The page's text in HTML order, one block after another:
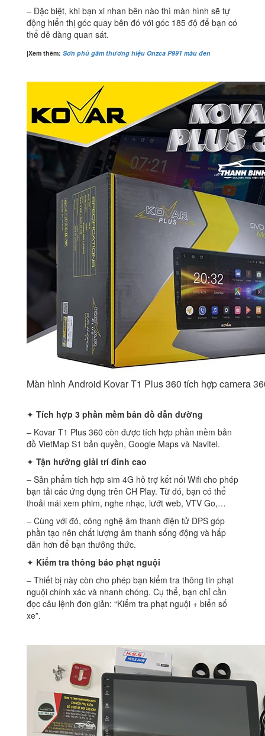
– Đặc biệt, khi bạn xi nhan bên nào thì màn hình sẽ tự
động hiển thị góc quay bên đó với góc 185 độ để bạn có
thể dễ dàng quan sát.
|Xem thêm: Sơn phủ gầm thương hiệu Onzca P991 màu đen
Màn hình Android Kovar T1 Plus 360 tích hợp camera
✦ Tích hợp 3 phần mềm bản đồ dẫn đường
– Kovar T1 Plus 360 còn được tích hợp phần mềm bản
đồ VietMap S1 bản quyền, Google Maps và Navitel.
✦ Tận hưởng giải trí đỉnh cao
– Sản phẩm tích hợp sim 4G hỗ trợ kết nối Wifi cho phép
bạn tải các ứng dụng trên CH Play. Từ đó, bạn có thể
thoải mái xem phim, nghe nhạc, lướt web, VTV Go,…
– Cùng với đó, công nghệ âm thanh điện tử DPS góp
phần tạo nên chất lượng âm thanh sống động và hấp
dẫn hơn để bạn thưởng thức.
✦ Kiểm tra thông báo phạt nguội
– Thiết bị này còn cho phép bạn kiểm tra thông tin phạt
nguội chính xác và nhanh chóng. Cụ thể, bạn chỉ cần
đọc câu lệnh đơn giản: “Kiểm tra phạt nguội + biển số
xe”.